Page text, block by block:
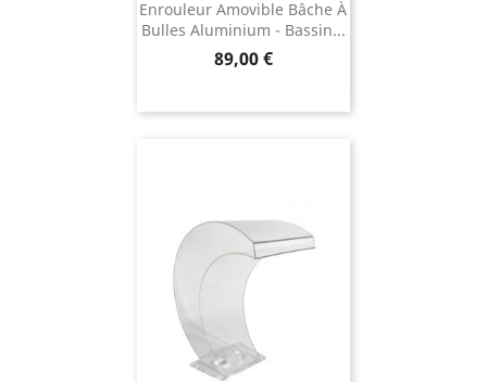
Enrouleur Amovible Bâche À
Bulles Aluminium - Bassin...
Prix
89,00 €